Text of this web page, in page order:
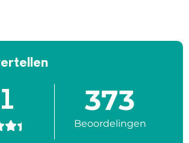

373
Beoordelingen